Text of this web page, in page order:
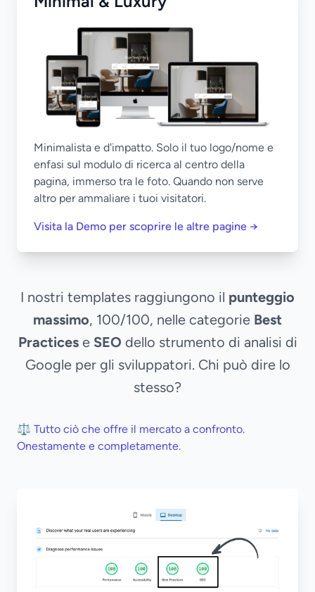
Minimalista e d'impatto. Solo il tuo logo/nome e
enfasi sul modulo di ricerca al centro della
pagina, immerso tra le foto. Quando non serve
altro per ammaliare i tuoi visitatori.
Visita la Demo per scoprire le altre pagine →
I nostri templates raggiungono il punteggio
massimo, 100/100, nelle categorie Best
Practicese SEO dello strumento di analisi di
Google per gli sviluppatori. Chi può dire lo
stesso?
⚖️ Tutto ciò che offre il mercato a confronto.
Onestamente e completamente.